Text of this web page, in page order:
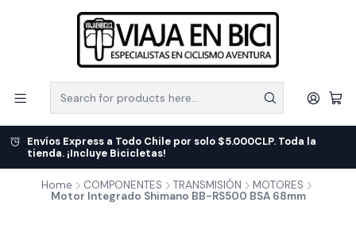
Envíos Express a Todo Chile por solo $5.000CLP. Toda la
tienda. ¡Incluye Bicicletas!
Home COMPONENTES TRANSMISIÓN
MOTORES
Motor Integrado Shimano BB-RS500 BSA 68mm